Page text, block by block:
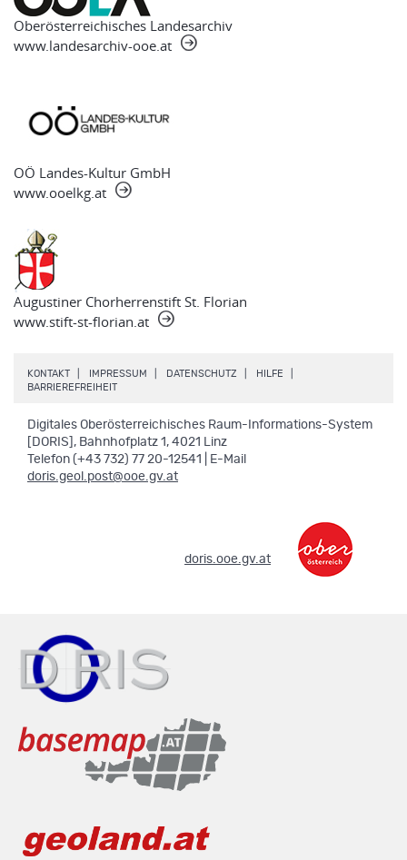
Oberösterreichisches Landesarchiv
www.landesarchiv-ooe.at
OÖ Landes-Kultur GmbH
www.ooelkg.at
Augustiner Chorherrenstift St. Florian
www.stift-st-florian.at
KONTAKT IMPRESSUM DATENSCHUTZ HILFE
BARRIEREFREIHEIT.
Digitales Oberösterreichisches Raum-Informations-System
[DORIS], Bahnhofplatz 1, 4021 Linz
Telefon (+43 732) 77 20-12541 | E-Mail
doris.geol.post@ooe.gv.at
doris.ooe.gv.at.